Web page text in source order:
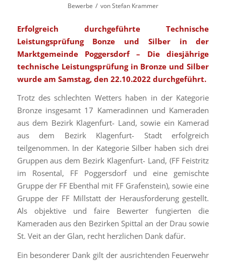
Bewerbe / vonStefan Krammer
Erfolgreich durchgeführte Technische
Leistungsprüfung Bonze und Silber in der
Marktgemeinde Poggersdorf – Die diesjährige
technische Leistungsprüfung in Bronze und Silber
wurde am Samstag, den 22.10.2022 durchgeführt.
Trotz des schlechten Wetters haben in der Kategorie
Bronze insgesamt 17 Kameradinnen und Kameraden
aus dem Bezirk Klagenfurt- Land, sowie ein Kamerad
aus dem Bezirk Klagenfurt- Stadt erfolgreich
teilgenommen. In der Kategorie Silber haben sich drei
Gruppen aus dem Bezirk Klagenfurt- Land, (FF Feistritz
im Rosental, FF Poggersdorf und eine gemischte
Gruppe der FF Ebenthal mit FF Grafenstein), sowie eine
Gruppe der FF Millstatt der Herausforderung gestellt.
Als objektive und faire Bewerter fungierten die
Kameraden aus den Bezirken Spittal an der Drau sowie
St. Veit an der Glan, recht herzlichen Dank dafür.
Ein besonderer Dank gilt der ausrichtenden Feuerwehr